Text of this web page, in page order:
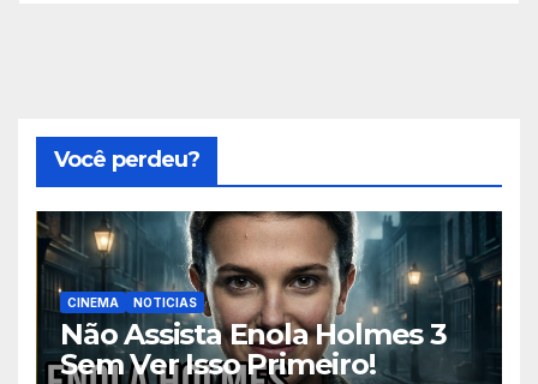
Você perdeu?
CINEMA NOTICIAS
Não Assista Enola Holmes 3
Sem Ver Isso Primeiro!